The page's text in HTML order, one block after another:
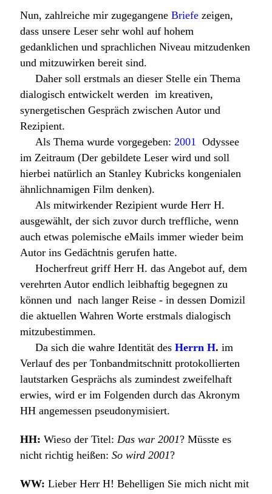
Nun, zahlreiche mir zugegangene Briefe zeigen,
dass unsere Leser sehr wohl auf hohem
gedanklichen und sprachlichen Niveau mitzudenken
und mitzuwirken bereit sind.
Daher soll erstmals an dieser Stelle ein Thema
dialogisch entwickelt werden  im kreativen,
synergetischen Gespräch zwischen Autor und
Rezipient.
Als Thema wurde vorgegeben: 2001  Odyssee
im Zeitraum (Der gebildete Leser wird und soll
hierbei natürlich an Stanley Kubricks kongenialen
ähnlichnamigen Film denken).
Als mitwirkender Rezipient wurde Herr H.
ausgewählt, der sich zuvor durch treffliche, wenn
auch etwas polemische eMails immer wieder beim
Autor ins Gedächtnis gerufen hatte.
Hocherfreut griff Herr H. das Angebot auf, dem
verehrten Autor endlich leibhaftig begegnen zu
können und  nach langer Reise - in dessen Domizil
die aktuellen Wahren Worte erstmals dialogisch
mitzubestimmen.
Da sich die wahre Identität des Herrn H. im
Verlauf des per Tonbandmitschnitt protokollierten
lautstarken Gesprächs als zumindest zweifelhaft
erwies, wird er im Folgenden durch das Akronym
HH angemessen pseudonymisiert.
HH: Wieso der Titel: Das war 2001? Müsste es
nicht richtig heißen: So wird 2001?
WW: Lieber Herr H! Behelligen Sie mich nicht mit